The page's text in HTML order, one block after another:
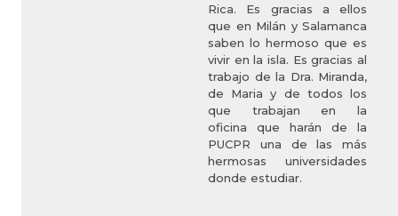
Rica. Es gracias a ellos
que en Milán y Salamanca
saben lo hermoso que es
vivir en la isla. Es gracias al
trabajo de la Dra. Miranda,
de Maria y de todos los
que trabajan en la
oficina que harán de la
PUCPR una de las más
hermosas universidades
donde estudiar.